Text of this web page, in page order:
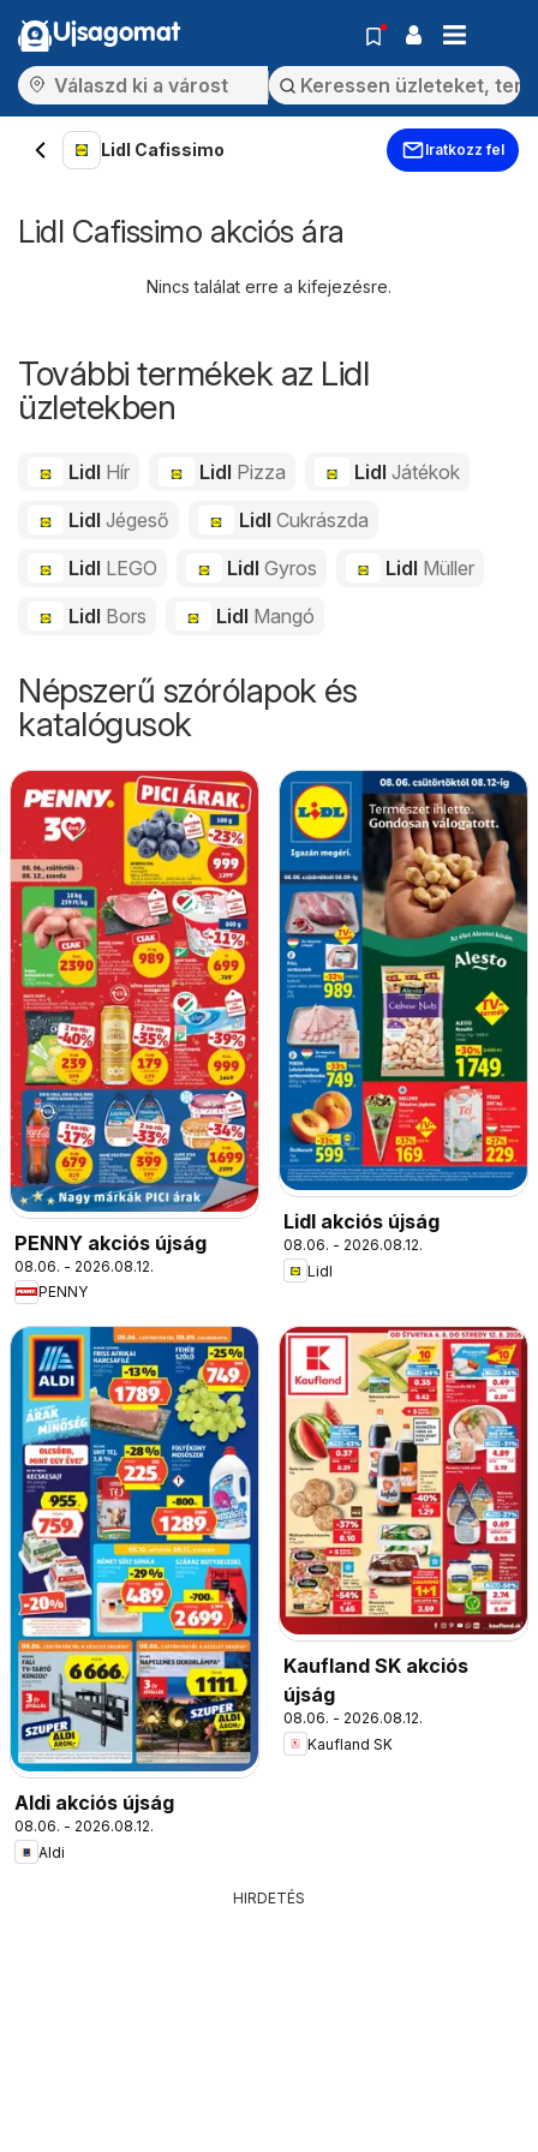
Ujsagomat
Lidl Cafissimo Iratkozz fel
Lidl Cafissimo akciós ára
Nincs találat erre a kifejezésre.
További termékek az Lidl
üzletekben
Lidl Hír Lidl Pizza LidlJátékok
Lidl Jégeső Lidl Cukrászda
Lidl LEGO Lidl Gyros Lidl Müller
Lidl Bors Lidl Mangó
Népszerű szórólapok és
katalógusok
PENNY akciós újság
08.06. - 2026.08.12.
PENNY
Lidl akciós újság
08.06. - 2026.08.12.
Lidl
Aldi akciós újság
08.06. - 2026.08.12.
Aldi
Kaufland SK akciós
újság
08.06. - 2026.08.12.
Kaufland SK
HIRDETÉS